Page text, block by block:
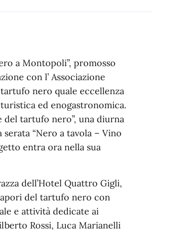
a Montopoli”, promosso
con l’ Associazione
nero quale eccellenza
ed enogastronomica.
del tartufo nero”, una diurna
“Nero a tavola – Vino
entra ora nella sua
dell’Hotel Quattro Gigli,
del tartufo nero con
e attività dedicate ai
Rossi, Luca Marianelli